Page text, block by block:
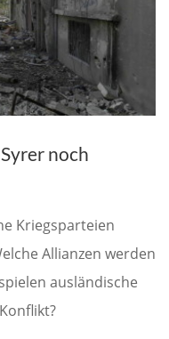
noch
Kriegsparteien
Allianzen werden
ausländische